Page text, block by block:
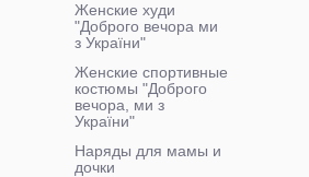
Женские худи
"Доброго вечора ми
з України"
Женские спортивные
костюмы "Доброго
вечора, ми з
України"
Наряды для мамы и
дочки